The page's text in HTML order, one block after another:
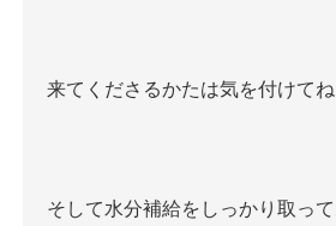
来てくださるかたは気を付けてね
そして水分補給をしっかり取って